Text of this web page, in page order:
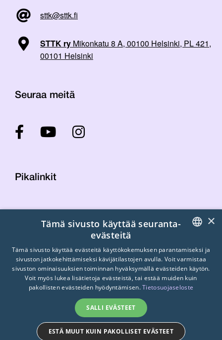
sttk@sttk.fi
STTK ry Mikonkatu 8 A, 00100 Helsinki, PL 421,
00101 Helsinki
Seuraa meitä
Pikalinkit
Laskutustiedot
Tietosuojaseloste
Turvallisemman tilan periaatteet
© 2026 STTK. Made with ❤ byAvoin.Systems
FINNISH
SWEDISH
×
Tämä sivusto käyttää seuranta-
evästeitä
Tämä sivusto käyttää evästeitä käyttökokemuksen parantamiseksi ja
sivuston jatkokehittämiseksi kävijätilastojen avulla. Voit varmistaa
sivuston ominaisuuksien toiminnan hyväksymällä evästeiden käytön.
Voit myös lukea lisätietoja evästeistä, tai estää muiden kuin
pakollisten evästeiden hyödyntämisen.Tietosuojaseloste
SALLI EVÄSTEET
ESTÄ MUUT KUIN PAKOLLISET EVÄSTEET